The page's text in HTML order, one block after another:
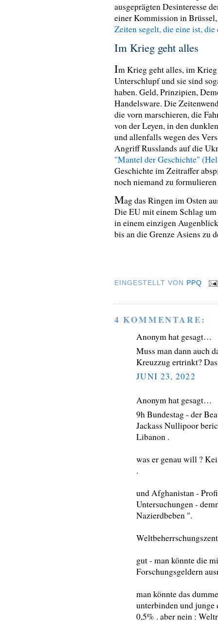
ausgeprägten Desinteresse
einer Kommission in
Zeiten segelt, die eine ist,
Im Krieg geht alles
Im Krieg geht alles, im
Unterschlupf und sie sind
haben. Geld, Prinzipien,
Handelsware. Die
die vorn marschieren, die
von der Leyen, in den
und allenfalls wegen des
Angriff Russlands auf die
"Mantel der Geschichte"
Geschichte im Zeitraffer
noch niemand zu
Mag das Ringen im Osten
Die EU mit einem Schlag
in einem einzigen
bis an die Grenze Asiens zu
EINGESTELLT VON PPQ
4 KOMMENTARE:
Anonym hat gesagt…
Muss man dann auch
Kreuzzug ertrinkt?
JUNI 23, 2022
Anonym hat gesagt…
9h Bundestag - der
Jackass Nullipoor
Libanon .
was er genau will ?
.
und Afghanistan -
Untersuchungen -
Nazierdbeben ".
gut - man könnte die
Forschungsgeldern
man könnte das
unterbinden und junge
0,5% . aber nein :